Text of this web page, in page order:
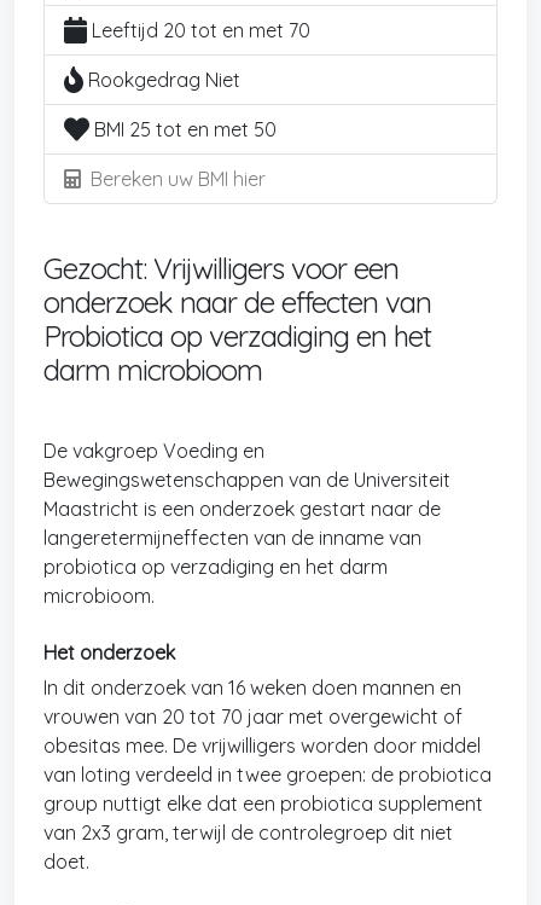
Leeftijd 20 tot en met 70
Rookgedrag Niet
BMI 25 tot en met 50
Bereken uw BMI hier
Gezocht: Vrijwilligers voor een
onderzoek naar de effecten van
Probiotica op verzadiging en het
darm microbioom
De vakgroep Voeding en
Bewegingswetenschappen van de Universiteit
Maastricht is een onderzoek gestart naar de
langeretermijneffecten van de inname van
probiotica op verzadiging en het darm
microbioom.
Het onderzoek
In dit onderzoek van 16 weken doen mannen en
vrouwen van 20 tot 70 jaar met overgewicht of
obesitas mee. De vrijwilligers worden door middel
van loting verdeeld in twee groepen: de probiotica
group nuttigt elke dat een probiotica supplement
van 2x3 gram, terwijl de controlegroep dit niet
doet.